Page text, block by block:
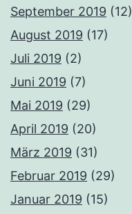
September 2019 (12)
August 2019 (17)
Juli 2019 (2)
Juni 2019 (7)
Mai 2019 (29)
April 2019 (20)
März 2019 (31)
Februar 2019 (29)
Januar 2019 (15)